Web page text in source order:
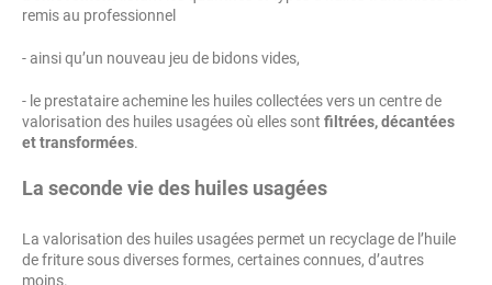
remis au professionnel
- ainsi qu’un nouveau jeu de bidons vides,
- le prestataire achemine les huiles collectées vers un centre de
valorisation des huiles usagées où elles sont filtrées, décantées
et transformées.
La seconde vie des huiles usagées
La valorisation des huiles usagées permet un recyclage de l’huile
de friture sous diverses formes, certaines connues, d’autres
moins.